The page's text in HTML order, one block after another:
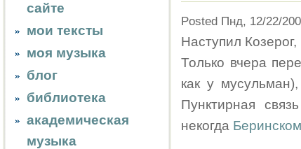
сайте
мои тексты
моя музыка
блог
библиотека
академическая
музыка
Posted Пнд, 12/22/
Наступил
Только вчера
как у
Пунктирная
некогда Беринском